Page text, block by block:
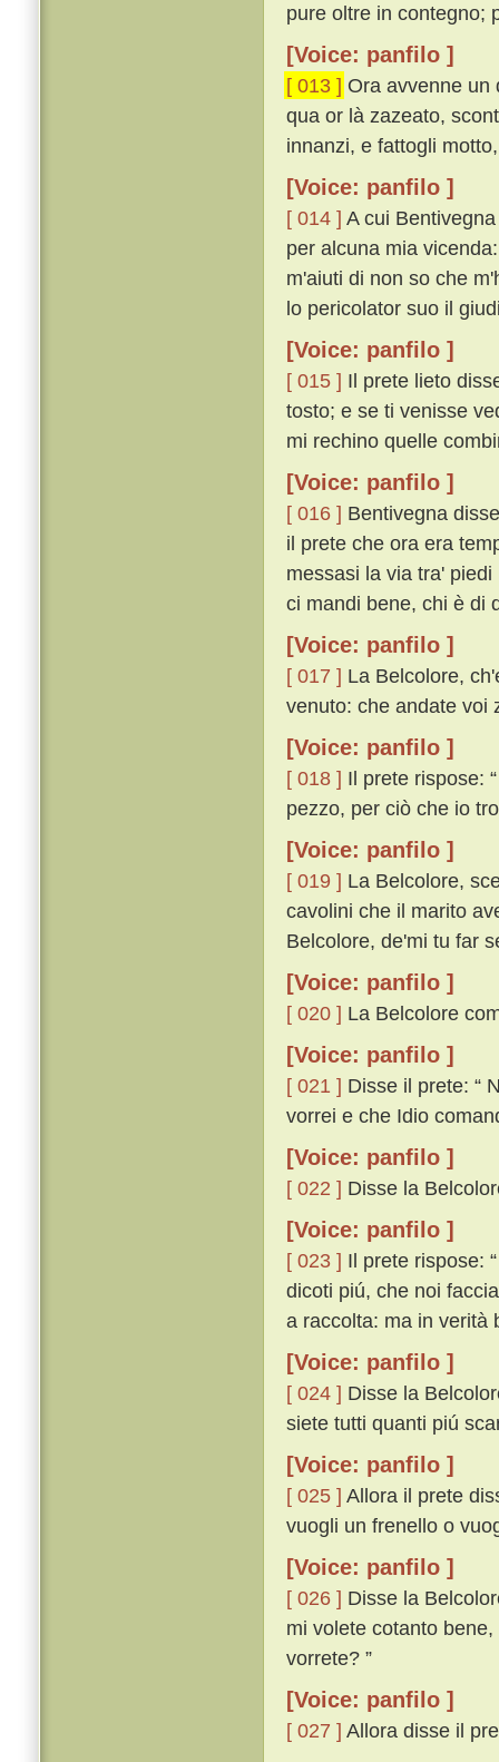
pure oltre in contegno;
[Voice: panfilo ]
[ 013 ] Ora avvenne un
qua or là zazeato,
innanzi, e fattogli
[Voice: panfilo ]
[ 014 ] A cui
per alcuna mia
m'aiuti di non so che
lo pericolator suo il
[Voice: panfilo ]
[ 015 ] Il prete lieto
tosto; e se ti venisse
mi rechino quelle
[Voice: panfilo ]
[ 016 ] Bentivegna
il prete che ora era
messasi la via tra'
ci mandi bene, chi è di
[Voice: panfilo ]
[ 017 ] La Belcolore,
venuto: che andate voi
[Voice: panfilo ]
[ 018 ] Il prete rispose:
pezzo, per ciò che io
[Voice: panfilo ]
[ 019 ] La Belcolore,
cavolini che il marito
Belcolore, de'mi tu far
[Voice: panfilo ]
[ 020 ] La Belcolore
[Voice: panfilo ]
[ 021 ] Disse il prete: “
vorrei e che Idio
[Voice: panfilo ]
[ 022 ] Disse la
[Voice: panfilo ]
[ 023 ] Il prete rispose:
dicoti piú, che noi
a raccolta: ma in verità
[Voice: panfilo ]
[ 024 ] Disse la
siete tutti quanti piú
[Voice: panfilo ]
[ 025 ] Allora il prete
vuogli un frenello o
[Voice: panfilo ]
[ 026 ] Disse la
mi volete cotanto
vorrete? ”
[Voice: panfilo ]
[ 027 ] Allora disse il